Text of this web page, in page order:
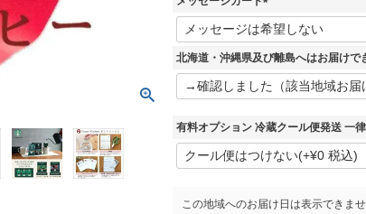
(
必
須
北海道・沖縄県及び離島へはお届けで
有料オプション 冷蔵クール便発送 一律
この地域へのお届け日は表示できま